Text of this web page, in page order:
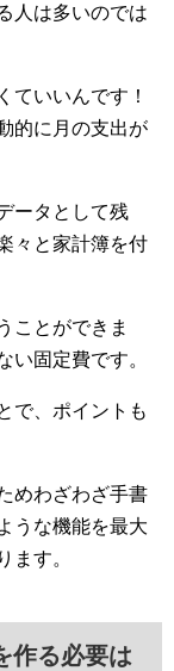
人は多いのでは
ていいんです！
的に月の支出が
ータとして残
々と家計簿を付
ことができま
い固定費です。
で、ポイントも
めわざわざ手書
うな機能を最大
ます。
作る必要は